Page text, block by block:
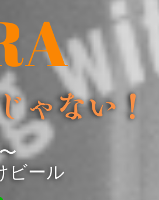
ゃない！
ビール